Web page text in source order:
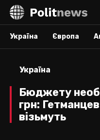
Україна Європа
Україна
Бюджету
грн:
візьмуть